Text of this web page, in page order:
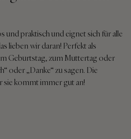
und praktisch und eignet sich für alle
lieben wir daran! Perfekt als
Geburtstag, zum Muttertag oder
oder „Danke“ zu sagen. Die
sie kommt immer gut an!